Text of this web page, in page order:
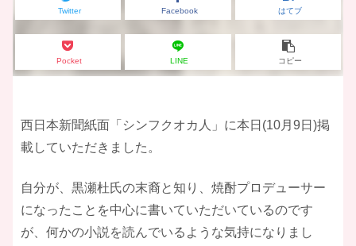
Twitter Facebook はてブ
Pocket LINE コピー
西日本新聞紙面「シンフクオカ人」に本日(10月9日)掲
載していただきました。
自分が、黒瀬杜氏の末裔と知り、焼酎プロデューサー
になったことを中心に書いていただいているのです
が、何かの小説を読んでいるような気持になりまし